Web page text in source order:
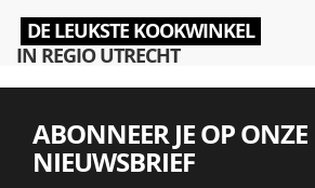
DE LEUKSTE KOOKWINKEL
IN REGIO UTRECHT
ABONNEER JE OP ONZE
NIEUWSBRIEF